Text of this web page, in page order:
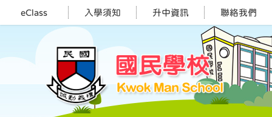
eClass 入學須知 升中資訊 聯絡我們